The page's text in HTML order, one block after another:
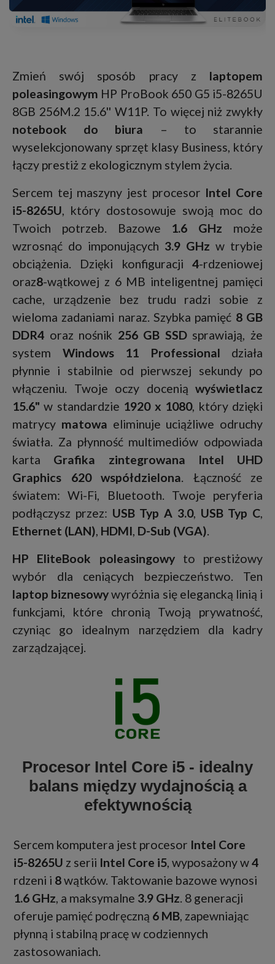
Zmień swój sposób pracy z laptopem
poleasingowym HP ProBook 650 G5 i5-8265U
8GB 256M.2 15.6'' W11P. To więcej niż zwykły
notebook do biura – to starannie
wyselekcjonowany sprzęt klasy Business, który
łączy prestiż z ekologicznym stylem życia.
Sercem tej maszyny jest procesor Intel Core
i5-8265U, który dostosowuje swoją moc do
Twoich potrzeb. Bazowe 1.6 GHz może
wzrosnąć do imponujących 3.9 GHz w trybie
obciążenia. Dzięki konfiguracji 4-rdzeniowej
oraz8-wątkowej z 6 MB inteligentnej pamięci
cache, urządzenie bez trudu radzi sobie z
wieloma zadaniami naraz. Szybka pamięć 8 GB
DDR4 oraz nośnik 256 GB SSDsprawiają, że
system Windows 11 Professional działa
płynnie i stabilnie od pierwszej sekundy po
włączeniu. Twoje oczy docenią wyświetlacz
15.6" w standardzie 1920 x 1080, który dzięki
matrycy matowa eliminuje uciążliwe odruchy
światła. Za płynność multimediów odpowiada
karta Grafika zintegrowana Intel UHD
Graphics 620 współdzielona. Łączność ze
światem: Wi-Fi, Bluetooth. Twoje peryferia
podłączysz przez: USB Typ A 3.0, USB Typ C,
Ethernet (LAN), HDMI, D-Sub (VGA).
HP EliteBook poleasingowyto prestiżowy
wybór dla ceniących bezpieczeństwo. Ten
laptop biznesowywyróżnia się elegancką linią i
funkcjami, które chronią Twoją prywatność,
czyniąc go idealnym narzędziem dla kadry
zarządzającej.
Procesor Intel Core i5 - idealny
balans między wydajnością a
efektywnością
Sercem komputera jest procesor Intel Core
i5-8265U z serii Intel Core i5, wyposażony w4
rdzeni i 8wątków. Taktowanie bazowe wynosi
1.6 GHz, a maksymalne 3.9 GHz. 8 generacji
oferuje pamięć podręczną 6 MB, zapewniając
płynną i stabilną pracę w codziennych
zastosowaniach.